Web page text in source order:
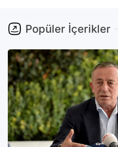
Popüler İçerikler